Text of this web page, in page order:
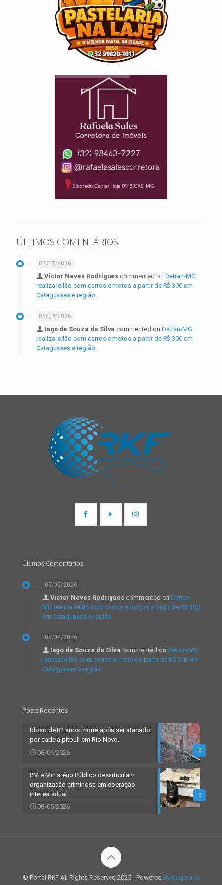
ÚLTIMOS COMENTÁRIOS
05/05/2026
Victor Neves Rodrigues commented on Detran-MG
realiza leilão com carros e motos a partir de R$ 300 em
Cataguases e região.
05/04/2026
Iago de Souza da Silva commented on Detran-MG
realiza leilão com carros e motos a partir de R$ 300 em
Cataguases e região.
Últimos Comentários
05/05/2026
Victor Neves Rodrigues commented on Detran-
MG realiza leilão com carros e motos a partir de R$ 300
em Cataguases e região.
05/04/2026
Iago de Souza da Silva commented on Detran-MG
realiza leilão com carros e motos a partir de R$ 300 em
Cataguases e região.
Posts Recentes
0
Idoso de 82 anos morre após ser atacado
por cadela pitbull em Rio Novo.
08/06/2026
0
PM e Ministério Público desarticulam
organização criminosa em operação
interestadual
08/05/2026
© Portal RKF All Rights Reserved 2025 - Powered By Negocios